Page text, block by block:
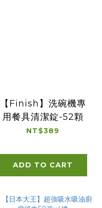
【Finish】洗碗機專
用餐具清潔錠-52顆
NT$389
ADD TO CART